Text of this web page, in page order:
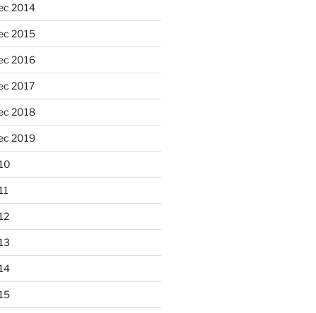
2014
2015
2016
2017
2018
2019